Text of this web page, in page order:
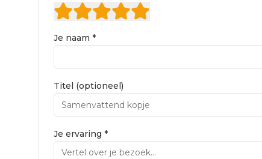
Je naam *
Titel (optioneel)
Je ervaring *